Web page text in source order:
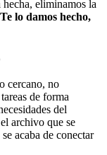
eliminamos la
Te lo damos hecho,
cercano, no
de forma
del
archivo que se
acaba de conectar